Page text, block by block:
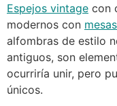
Espejos vintage con
modernos con
alfombras de estilo
antiguos, son
ocurriría unir, pero
únicos.